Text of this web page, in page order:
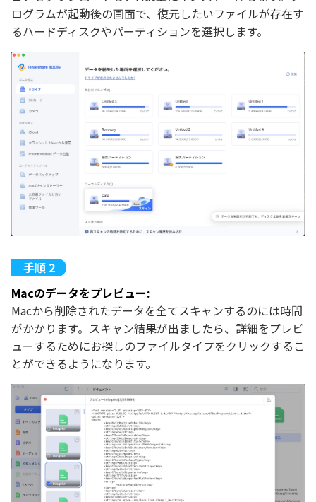
ログラムが起動後の画面で、復元したいファイルが存在す
るハードディスクやパーティションを選択します。
Macのデータをプレビュー:
Macから削除されたデータを全てスキャンするのには時間
がかかります。スキャン結果が出ましたら、詳細をプレビ
ューするためにお探しのファイルタイプをクリックするこ
とができるようになります。